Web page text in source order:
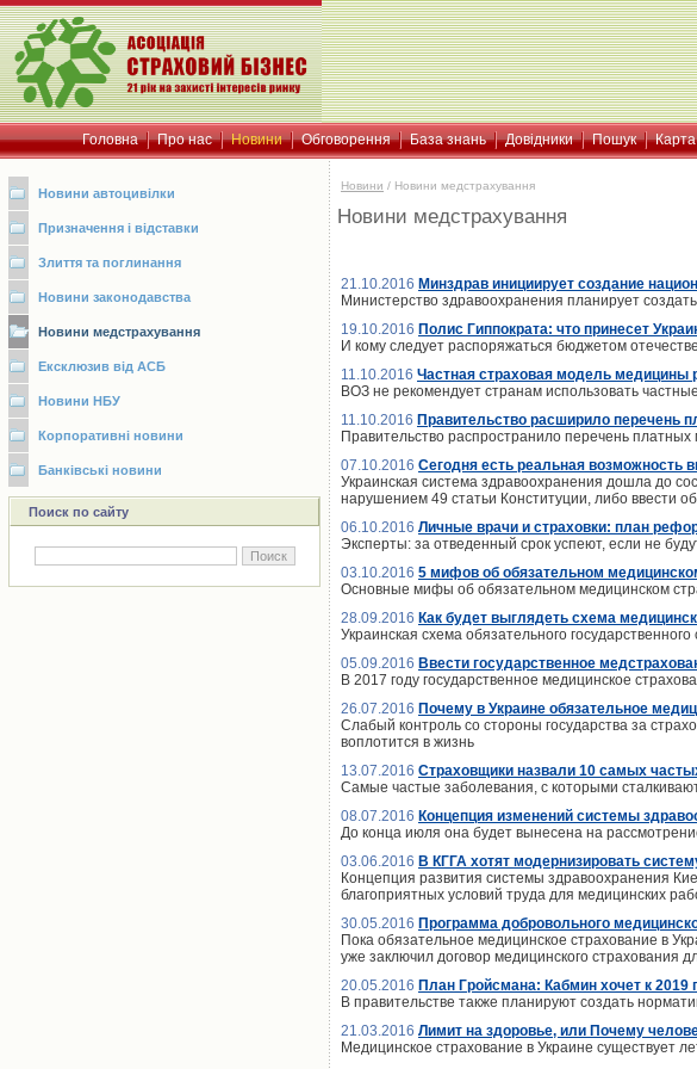
Головна Про нас Новини Обговорення База знань Довідники Пошук
Новини автоцивілки
Призначення і відставки
Злиття та поглинання
Новини законодавства
Новини медстрахування
Ексклюзив від АСБ
Новини НБУ
Корпоративні новини
Банківські новини
Поиск по сайту
Новини / Новини медстрахування
Новини медстрахування
21.10.2016 Минздрав инициирует создание
Министерство здравоохранения планирует
19.10.2016 Полис Гиппократа: что принесет
И кому следует распоряжаться бюджетом
11.10.2016 Частная страховая модель медицины
ВОЗ не рекомендует странам использовать
11.10.2016 Правительство расширило перечень
Правительство распространило перечень
07.10.2016 Сегодня есть реальная возможность
Украинская система здравоохранения дошла до
нарушением 49 статьи Конституции, либо ввести
06.10.2016 Личные врачи и страховки: план
Эксперты: за отведенный срок успеют, если не
03.10.2016 5 мифов об обязательном
Основные мифы об обязательном медицинском
28.09.2016 Как будет выглядеть схема
Украинская схема обязательного
05.09.2016 Ввести государственное
В 2017 году государственное медицинское
26.07.2016 Почему в Украине обязательное
Слабый контроль со стороны государства за
воплотится в жизнь
13.07.2016 Страховщики назвали 10 самых
Самые частые заболевания, с которыми
08.07.2016 Концепция изменений системы
До конца июля она будет вынесена на
03.06.2016 В КГГА хотят модернизировать
Концепция развития системы здравоохранения
благоприятных условий труда для медицинских
30.05.2016 Программа добровольного
Пока обязательное медицинское страхование в
уже заключил договор медицинского страхования
20.05.2016 План Гройсмана: Кабмин хочет к 2019
В правительстве также планируют создать
21.03.2016 Лимит на здоровье, или Почему
Медицинское страхование в Украине существует